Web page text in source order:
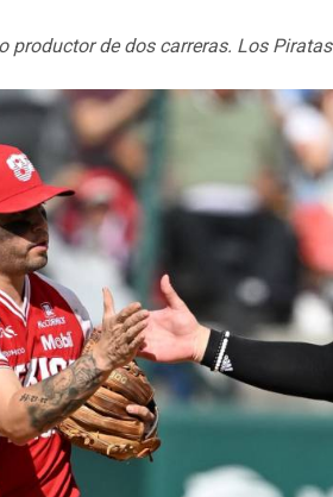
productor de dos carreras. Los